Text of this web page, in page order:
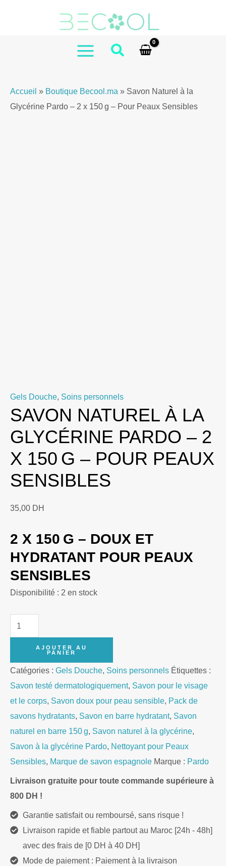
MAIN
Accueil » Boutique Becool.ma » Savon Naturel à la
Glycérine Pardo – 2 x 150 g – Pour Peaux Sensibles
Gels Douche, Soins personnels
SAVON NATUREL À LA
GLYCÉRINE PARDO – 2
X 150 G – POUR PEAUX
SENSIBLES
35,00 DH
2 X 150 G – DOUX ET
HYDRATANT POUR PEAUX
SENSIBLES
Disponibilité : 2 en stock
quantité
de
Natural
Glycerin
Soap
–
2
x
150g
Skin
AJOUTER AU
PANIER
Catégories : Gels Douche, Soins personnels Étiquettes :
Savon testé dermatologiquement, Savon pour le visage
et le corps, Savon doux pour peau sensible, Pack de
savons hydratants, Savon en barre hydratant, Savon
naturel en barre 150 g, Savon naturel à la glycérine,
Savon à la glycérine Pardo, Nettoyant pour Peaux
Sensibles, Marque de savon espagnole Marque : Pardo
Livraison gratuite pour toute commande supérieure à
800 DH !
Garantie satisfait ou remboursé, sans risque !
Livraison rapide et fiable partout au Maroc [24h - 48h]
avec des frais de [0 DH à 40 DH]
Mode de paiement : Paiement à la livraison